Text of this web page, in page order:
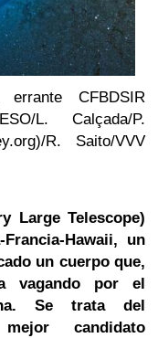
CFBDSIR
L. Calçada/P.
R. Saito/VVV
Large Telescope)
Hawaii, un
un cuerpo que,
vagando por el
Se trata del
candidato